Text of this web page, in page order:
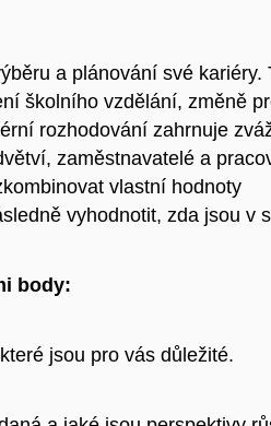
a plánování své kariéry.
školního vzdělání, změně
rozhodování zahrnuje
zaměstnavatelé a
vlastní hodnoty
vyhodnotit, zda jsou v
body:
jsou pro vás důležité.